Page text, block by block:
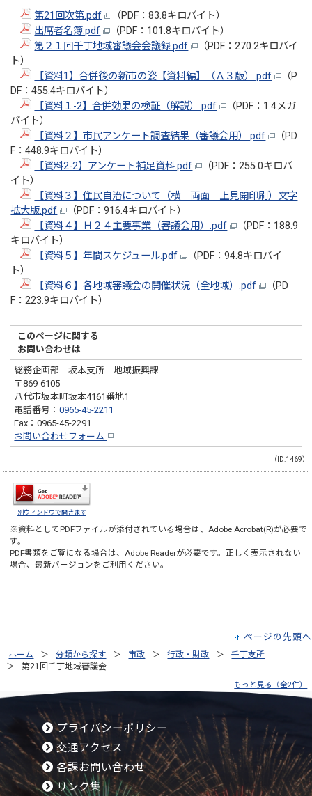
第21回次第.pdf
（PDF：83.8キロバイト）
出席者名簿.pdf
（PDF：101.8キロバイト）
第２１回千丁地域審議会会議録.pdf
（PDF：270.2キロバイ
ト）
【資料1】合併後の新市の姿【資料編】（Ａ３版）.pdf
（P
DF：455.4キロバイト）
【資料１-2】合併効果の検証（解説）.pdf
（PDF：1.4メガ
バイト）
【資料２】市民アンケート調査結果（審議会用）.pdf
（PD
F：448.9キロバイト）
【資料2-2】アンケート補足資料.pdf
（PDF：255.0キロバ
イト）
【資料３】住民自治について（横 両面 上見開印刷）文字
拡大版.pdf
（PDF：916.4キロバイト）
【資料４】Ｈ２４主要事業（審議会用）.pdf
（PDF：188.9
キロバイト）
【資料５】年間スケジュール.pdf
（PDF：94.8キロバイ
ト）
【資料６】各地域審議会の開催状況（全地域）.pdf
（PD
F：223.9キロバイト）
このページに関する
お問い合わせは
総務企画部 坂本支所 地域振興課
〒869-6105
八代市坂本町坂本4161番地1
電話番号：0965-45-2211
Fax：0965-45-2291
お問い合わせフォーム
（ID:1469）
別ウィンドウで開きます
※資料としてPDFファイルが添付されている場合は、 Adobe Acrobat(R)が必要で
す。
PDF書類をご覧になる場合は、 Adobe Readerが必要です。正しく表示されない
場合、最新バージョンをご利用ください。
ページの先頭へ
ホーム 分類から探す 市政 行政・財政
千丁支所
第21回千丁地域審議会
もっと見る（全2件）
プライバシーポリシー
交通アクセス
各課お問い合わせ
リンク集